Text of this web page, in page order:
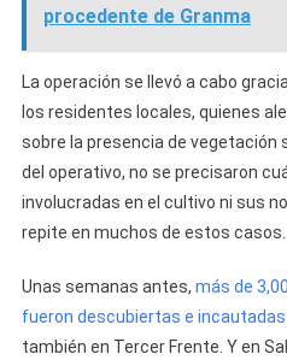
procedente de Granma
La operación se llevó a cabo
los residentes locales, quienes
sobre la presencia de vegetación
del operativo, no se precisaron
involucradas en el cultivo ni sus
repite en muchos de estos casos.
Unas semanas antes, más de
fueron descubiertas e incautadas
también en Tercer Frente. Y en